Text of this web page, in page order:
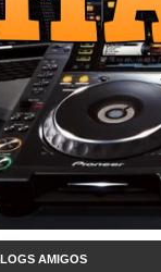
AMIGOS